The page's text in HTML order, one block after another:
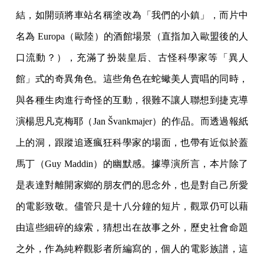
結，如開頭將車站名稱塗改為「我們的小鎮」，而片中
名為 Europa（歐陸）的酒館場景（直指加入歐盟後的人
口流動？），充滿了扮裝皇后、古怪科學家等「異人
館」式的奇異角色。這些角色在蛇蠍美人賣唱的同時，
與各種生肉進行奇怪的互動，很難不讓人聯想到捷克導
演楊思凡克梅耶（Jan Švankmajer）的作品。而透過報紙
上的洞，跟蹤追逐瘋狂科學家的場面，也帶有近似於蓋
馬丁（Guy Maddin）的幽默感。據導演所言，本片除了
是表達對離開家鄉的朋友們的思念外，也是對自己所愛
的電影致敬。儘管只是十八分鐘的短片，觀眾仍可以藉
由這些細碎的線索，猜想出在故事之外，歷史社會命題
之外，作為純粹觀影者所編寫的，個人的電影族譜，這